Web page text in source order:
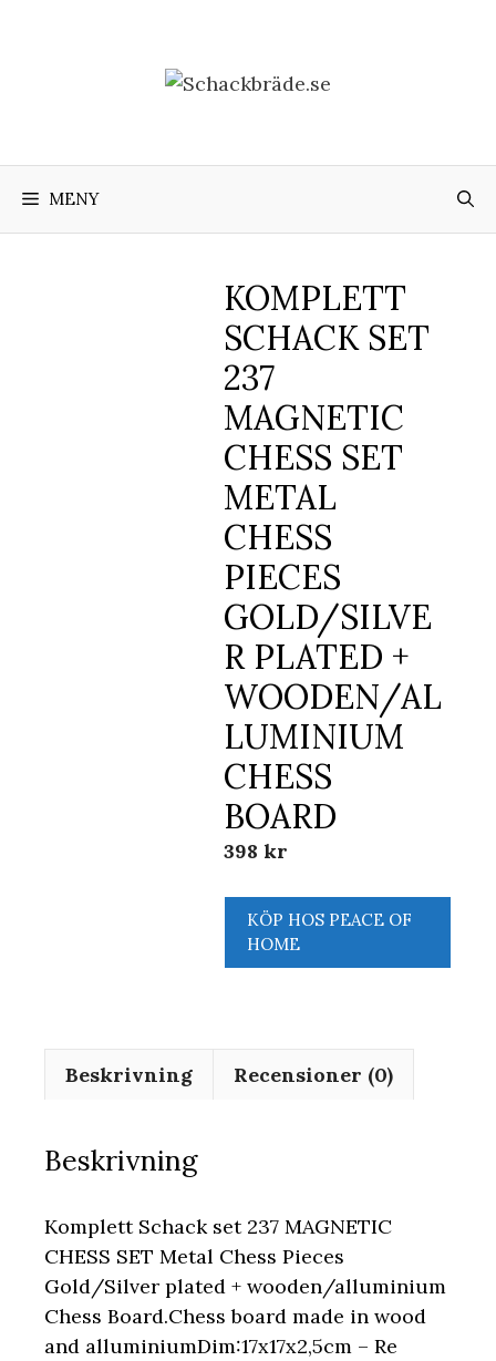
MENY
KOMPLETT
SCHACK SET
237
MAGNETIC
CHESS SET
METAL
CHESS
PIECES
GOLD/SILVE
R PLATED +
WOODEN/AL
LUMINIUM
CHESS
BOARD
398 kr
KÖP HOS PEACE OF
HOME
Beskrivning Recensioner (0)
Beskrivning
Komplett Schack set 237 MAGNETIC
CHESS SET Metal Chess Pieces
Gold/Silver plated + wooden/alluminium
Chess Board.Chess board made in wood
and alluminiumDim:17x17x2,5cm – Re